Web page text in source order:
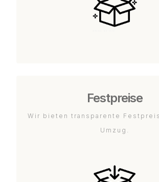
Festpreise
Wir bieten transparente
Umzug.